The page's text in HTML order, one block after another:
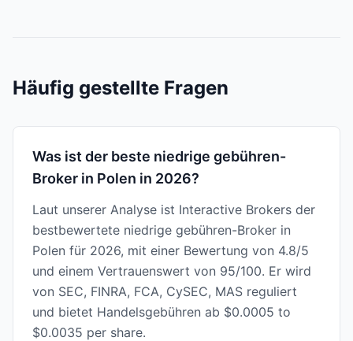
Häufig gestellte Fragen
Was ist der beste niedrige gebühren-
Broker in Polen in 2026?
Laut unserer Analyse ist Interactive Brokers der
bestbewertete niedrige gebühren-Broker in
Polen für 2026, mit einer Bewertung von 4.8/5
und einem Vertrauenswert von 95/100. Er wird
von SEC, FINRA, FCA, CySEC, MAS reguliert
und bietet Handelsgebühren ab $0.0005 to
$0.0035 per share.